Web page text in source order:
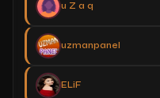
u Z a q
uzmanpanel
ELiF